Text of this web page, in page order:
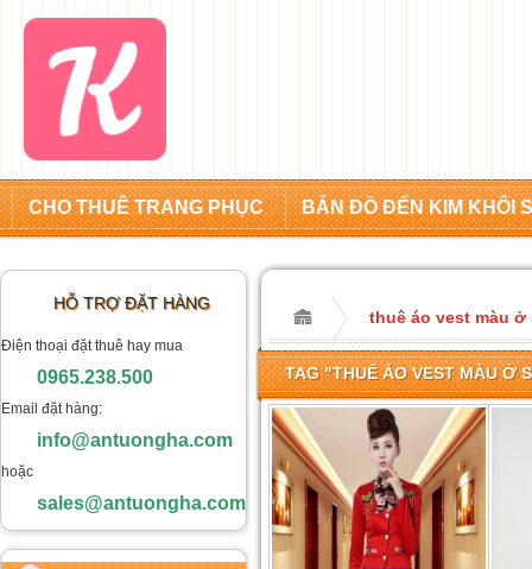
CHO THUÊ TRANG PHỤC BẢN ĐỒ ĐẾN KIM KHÔI
HỖ TRỢ ĐẶT HÀNG
Điện thoại đặt thuê hay mua
0965.238.500
Email đặt hàng:
info@antuongha.com
hoặc
sales@antuongha.com
thuê áo vest màu ở
TAG "THUÊ ÁO VEST MÀU Ở